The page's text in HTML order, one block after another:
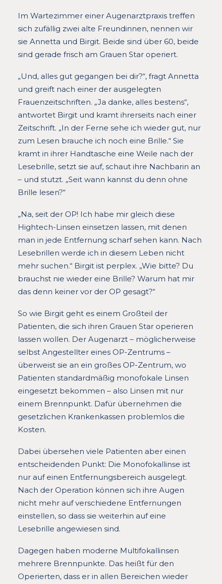
Im Wartezimmer einer Augenarztpraxis treffen
sich zufällig zwei alte Freundinnen, nennen wir
sie Annetta und Birgit. Beide sind über 60, beide
sind gerade frisch am Grauen Star operiert.
„Und, alles gut gegangen bei dir?“, fragt Annetta
und greift nach einer der ausgelegten
Frauenzeitschriften. „Ja danke, alles bestens“,
antwortet Birgit und kramt ihrerseits nach einer
Zeitschrift. „In der Ferne sehe ich wieder gut, nur
zum Lesen brauche ich noch eine Brille.“ Sie
kramt in ihrer Handtasche eine Weile nach der
Lesebrille, setzt sie auf, schaut ihre Nachbarin an
– und stutzt. „Seit wann kannst du denn ohne
Brille lesen?“
„Na, seit der OP! Ich habe mir gleich diese
Hightech-Linsen einsetzen lassen, mit denen
man in jede Entfernung scharf sehen kann. Nach
Lesebrillen werde ich in diesem Leben nicht
mehr suchen.“ Birgit ist perplex. „Wie bitte? Du
brauchst nie wieder eine Brille? Warum hat mir
das denn keiner vor der OP gesagt?“
So wie Birgit geht es einem Großteil der
Patienten, die sich ihren Grauen Star operieren
lassen wollen. Der Augenarzt – möglicherweise
selbst Angestellter eines OP-Zentrums –
überweist sie an ein großes OP-Zentrum, wo
Patienten standardmäßig monofokale Linsen
eingesetzt bekommen – also Linsen mit nur
einem Brennpunkt. Dafür übernehmen die
gesetzlichen Krankenkassen problemlos die
Kosten.
Dabei übersehen viele Patienten aber einen
entscheidenden Punkt: Die Monofokallinse ist
nur auf einen Entfernungsbereich ausgelegt.
Nach der Operation können sich ihre Augen
nicht mehr auf verschiedene Entfernungen
einstellen, so dass sie weiterhin auf eine
Lesebrille angewiesen sind.
Dagegen haben moderne Multifokallinsen
mehrere Brennpunkte. Das heißt für den
Operierten, dass er in allen Bereichen wieder